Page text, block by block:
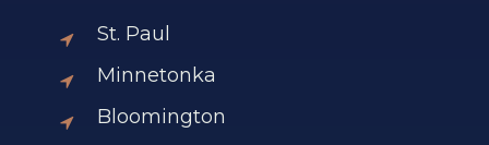
una mudanza, o cambios en las
necesidades del menor.
St. Paul
Minnetonka
Bloomington